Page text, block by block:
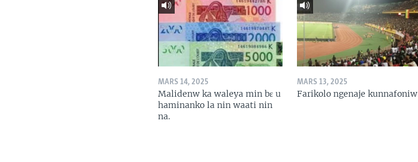
MARS 14, 2025
Malidenw ka waleya min bɛ u
haminanko la nin waati nin
na.
MARS 13, 2025
Farikolo ngenaje kunnafoniw